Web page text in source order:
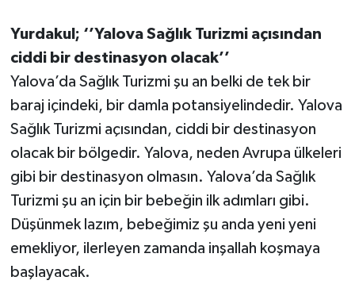
Yurdakul; ‘’Yalova Sağlık Turizmi açısından
ciddi bir destinasyon olacak’’
Yalova’da Sağlık Turizmi şu an belki de tek bir
baraj içindeki, bir damla potansiyelindedir. Yalova
Sağlık Turizmi açısından, ciddi bir destinasyon
olacak bir bölgedir. Yalova, neden Avrupa ülkeleri
gibi bir destinasyon olmasın. Yalova’da Sağlık
Turizmi şu an için bir bebeğin ilk adımları gibi.
Düşünmek lazım, bebeğimiz şu anda yeni yeni
emekliyor, ilerleyen zamanda inşallah koşmaya
başlayacak.